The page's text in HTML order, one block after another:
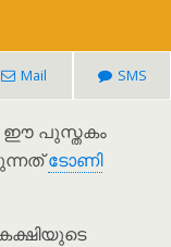
Mail SMS
ഈ പുസ്തകം
ടോണി